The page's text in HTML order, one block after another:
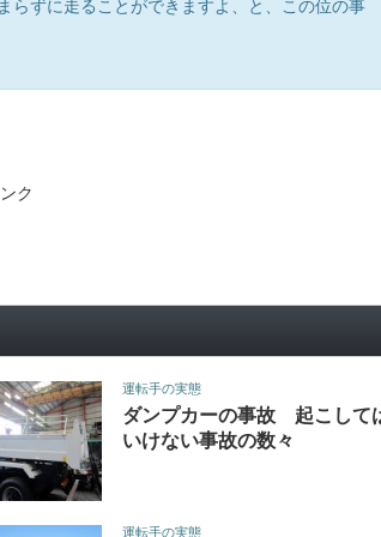
らずに走ることができますよ、と、この位の事
ク
運転手の実態
ダンプカーの事故 起こして
いけない事故の数々
運転手の実態